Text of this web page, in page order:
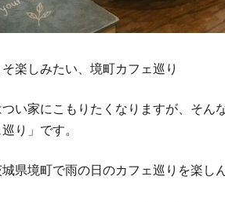
楽しみたい、境町カフェ巡り
い家にこもりたくなりますが、そん
巡り」です。
県境町で雨の日のカフェ巡りを楽し